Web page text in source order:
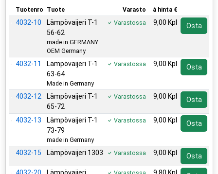
Tuotenro Tuote Varasto à hinta €
4032-10
Lämpövaijeri T-1
56-62
made in GERMANY
OEM Germany
Varastossa 9,00 Kpl Osta
4032-11
Lämpövaijeri T-1
63-64
Made in Germany
Varastossa 9,00 Kpl Osta
4032-12
Lämpövaijeri T-1
65-72
Varastossa 9,00 Kpl Osta
4032-13
Lämpövaijeri T-1
73-79
made in Germany
Varastossa 9,00 Kpl Osta
4032-15 Lämpövaijeri 1303 Varastossa 9,00 Kpl Osta